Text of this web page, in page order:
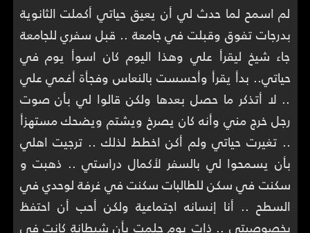
لم اسمح لما حدث لي أن يعيق حياتي أكملت الثانوية
بدرجات تفوق وقبلت في جامعة .. قبل سفري للجامعة
جاء شيخ ليقرأ علي وهذا اليوم كان اسوأ يوم في
حياتي.. بدأ يقرأ وأحسست بالنعاس وفجأة أغمي علي
.. لا أتذكر ما حصل بعدها ولكن قالوا لي بأن صوت
رجل خرج مني وأنه كان يصرخ ويشتم ويضحك مستهزأ
.. تغيرت حياتي ولم أكن اخطط لذلك .. ترجيت اهلي
بأن يسمحوا لي بالسفر لأكمال دراستي .. ذهبت و
سكنت في سكن للطالبات سكنت في غرفة لوحدي في
السطح .. أنا إنسانه اجتماعية ولكن أحب أن احتفظ
بخصوصيتي .. ذات يوم حلمت بأن شيطانة كانت في